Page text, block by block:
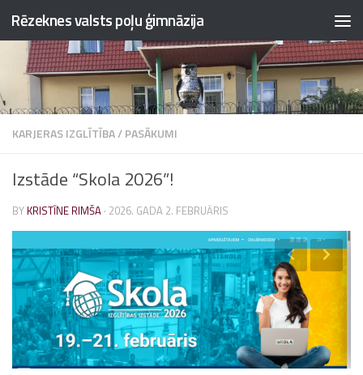
Skip to content
Rēzeknes valsts poļu ģimnāzija
KARJERAS IZGLĪTĪBA/PASĀKUMI
Izstāde “Skola 2026”!
BY KRISTĪNE RIMŠA · 2026. GADA 2. FEBRUĀRIS